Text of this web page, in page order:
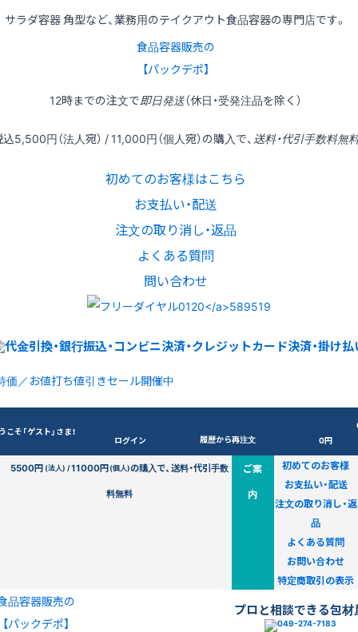
サラダ容器 角型など、業務用のテイクアウト食品容器の専門店です。
食品容器販売の
【パックデポ】
12時までの注文で即日発送（休日・受発注品を除く）
込5,500円（法人宛） / 11,000円（個人宛）の購入で、 送料・代引手数料無
初めてのお客様はこちら
お支払い・配送
注文の取り消し・返品
よくある質問
問い合わせ
価／お値打ち値引きセール開催中
こそ「ゲスト」さま！
ログイン 履歴から再注文
0円
5500円(法人) /11000円(個人)の購入で、送料・代引手数
料無料
ご案
内
初めてのお客様
お支払い・配送
注文の取り消し・返
品
よくある質問
お問い合わせ
特定商取引の表示
品容器販売の
【パックデポ】
プロと相談できる包材